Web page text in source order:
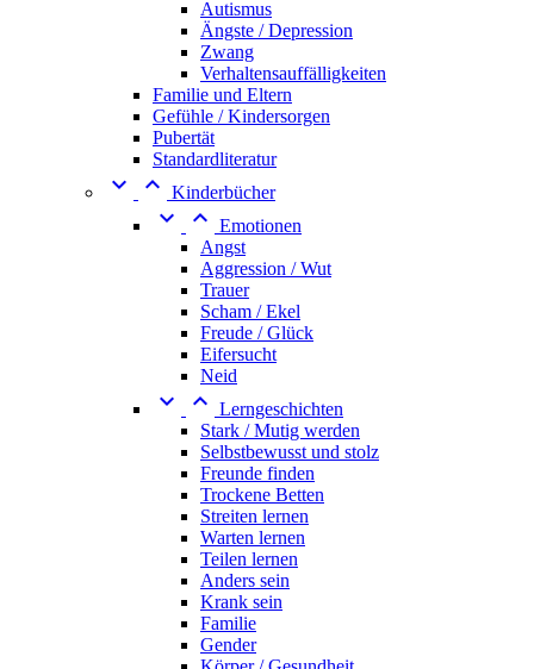
Autismus
Ängste / Depression
Zwang
Verhaltensauffälligkeiten
Familie und Eltern
Gefühle / Kindersorgen
Pubertät
Standardliteratur
  Kinderbücher
  Emotionen
Angst
Aggression / Wut
Trauer
Scham / Ekel
Freude / Glück
Eifersucht
Neid
  Lerngeschichten
Stark / Mutig werden
Selbstbewusst und stolz
Freunde finden
Trockene Betten
Streiten lernen
Warten lernen
Teilen lernen
Anders sein
Krank sein
Familie
Gender